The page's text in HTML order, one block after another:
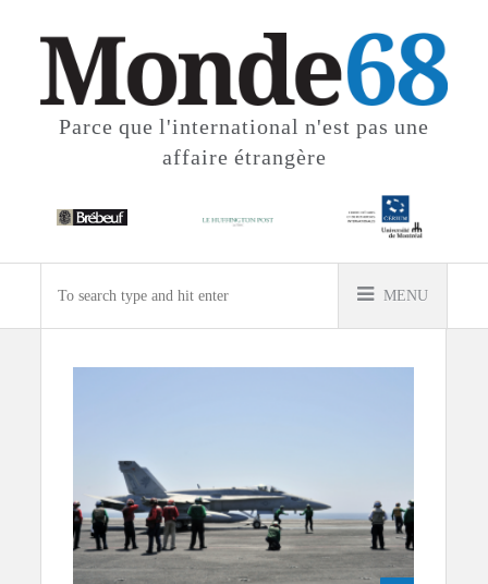
Parce que l'international n'est pas une
affaire étrangère
MENU